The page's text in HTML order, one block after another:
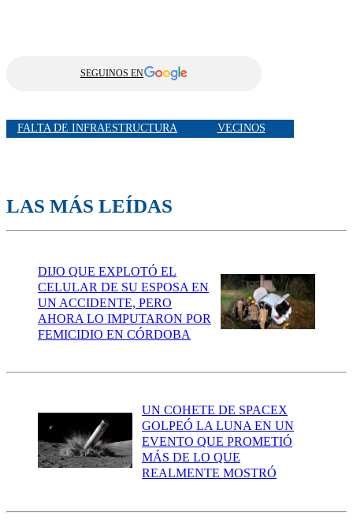
SEGUINOS EN
FALTA DE INFRAESTRUCTURA VECINOS
LAS MÁS LEÍDAS
DIJO QUE EXPLOTÓ EL
CELULAR DE SU ESPOSA EN
UN ACCIDENTE, PERO
AHORA LO IMPUTARON POR
FEMICIDIO EN CÓRDOBA
UN COHETE DE SPACEX
GOLPEÓ LA LUNA EN UN
EVENTO QUE PROMETIÓ
MÁS DE LO QUE
REALMENTE MOSTRÓ